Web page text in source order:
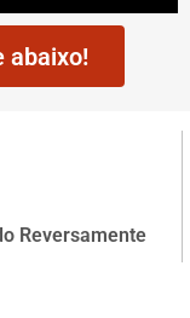
abaixo!
Reversamente